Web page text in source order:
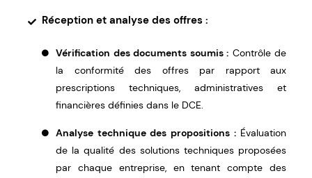
Réception et analyse des offres :
Vérification des documents soumis : Contrôle de
la conformité des offres par rapport aux
prescriptions techniques, administratives et
financières définies dans le DCE.
Analyse technique des propositions :Évaluation
de la qualité des solutions techniques proposées
par chaque entreprise, en tenant compte des